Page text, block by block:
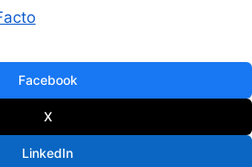
Facebook
X
LinkedIn